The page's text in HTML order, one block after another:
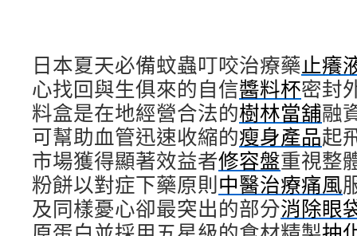
日本夏天必備蚊蟲叮咬治療藥止癢
心找回與生俱來的自信醬料杯密封
料盒是在地經營合法的樹林當舖融
可幫助血管迅速收縮的瘦身產品起
市場獲得顯著效益者修容盤重視整
粉餅以對症下藥原則中醫治療痛風
及同樣憂心卻最突出的部分消除眼